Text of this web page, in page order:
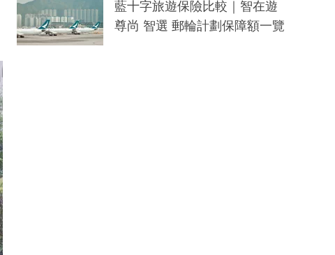
藍十字旅遊保險比較｜智在遊
尊尚 智選 郵輪計劃保障額一覽